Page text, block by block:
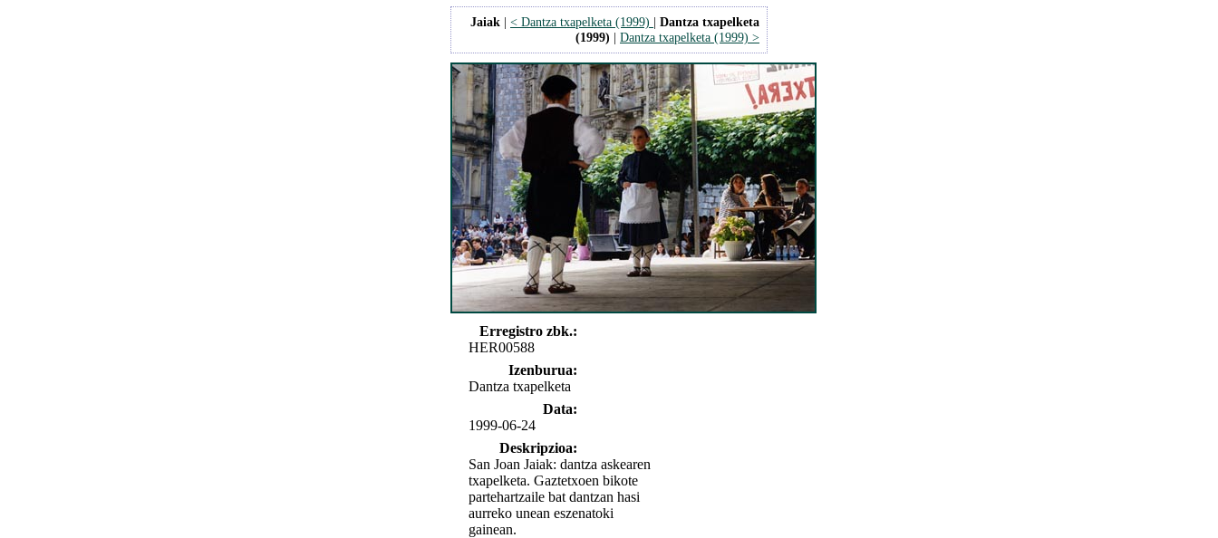
Jaiak | < Dantza txapelketa (1999) | Dantza txapelketa
(1999) | Dantza txapelketa (1999) >
Erregistro zbk.:
HER00588
Izenburua:
Dantza txapelketa
Data:
1999-06-24
Deskripzioa:
San Joan Jaiak: dantza askearen
txapelketa. Gaztetxoen bikote
partehartzaile bat dantzan hasi
aurreko unean eszenatoki
gainean.